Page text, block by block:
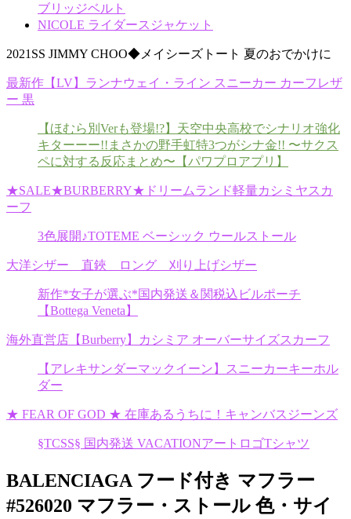
ブリッジベルト
NICOLE ライダースジャケット
2021SS JIMMY CHOO◆メイシーズトート 夏のおでかけに
最新作【LV】ランナウェイ・ライン スニーカー カーフレザ
ー 黒
【ほむら別Verも登場!?】天空中央高校でシナリオ強化
キターーー!!まさかの野手虹特3つがシナ金!! 〜サクス
ペに対する反応まとめ〜【パワプロアプリ】
★SALE★BURBERRY★ドリームランド軽量カシミヤスカ
ーフ
3色展開♪TOTEME ベーシック ウールストール
大洋シザー 直鋏 ロング 刈り上げシザー
新作*女子が選ぶ*国内発送＆関税込ビルポーチ
【Bottega Veneta】
海外直営店【Burberry】カシミア オーバーサイズスカーフ
【アレキサンダーマックイーン】スニーカーキーホル
ダー
★ FEAR OF GOD ★ 在庫あるうちに！キャンバスジーンズ
§TCSS§ 国内発送 VACATIONアートロゴTシャツ
BALENCIAGA フード付き マフラー
#526020 マフラー・ストール 色・サイ